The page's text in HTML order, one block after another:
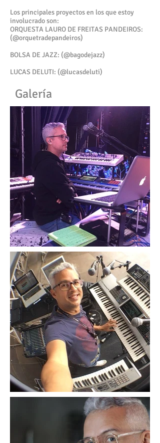
Los principales proyectos en los que estoy
involucrado son:
ORQUESTA LAURO DE FREITAS PANDEIROS:
(@orquetradepandeiros)
BOLSA DE JAZZ: (@bagodejazz)
LUCAS DELUTI: (@lucasdeluti)
Galería